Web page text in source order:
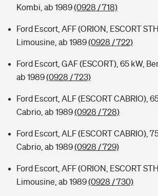
Kombi, ab 1989(0928 / 718)
Ford Escort, AFF (ORION, ESCORT
Limousine, ab 1989(0928 / 722)
Ford Escort, GAF (ESCORT), 65 kW,
ab 1989(0928 / 723)
Ford Escort, ALF (ESCORT CABRIO),
Cabrio, ab 1989(0928 / 728)
Ford Escort, ALF (ESCORT CABRIO),
Cabrio, ab 1989(0928 / 729)
Ford Escort, AFF (ORION, ESCORT
Limousine, ab 1989(0928 / 730)